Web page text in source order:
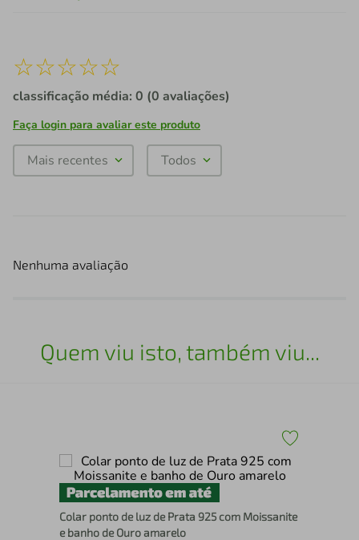
☆☆☆☆☆
classificação média: 0 (0 avaliações)
Faça login para avaliar este produto
Mais recentes Todos
Nenhuma avaliação
Quem viu isto, também viu...
Colar ponto de luz de Prata 925 com Moissanite
e banho de Ouro amarelo